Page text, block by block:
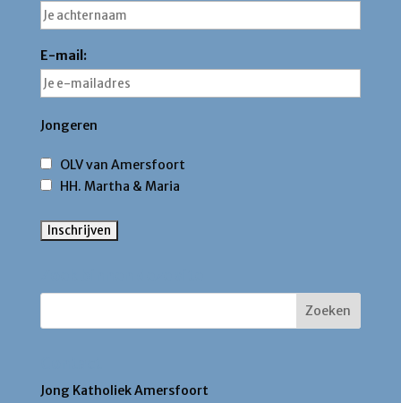
E-mail:
Jongeren
OLV van Amersfoort
HH. Martha & Maria
Jong Katholiek Amersfoort